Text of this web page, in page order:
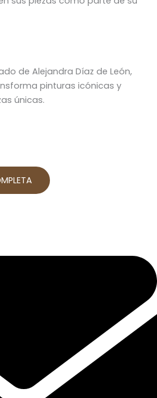
de Alejandra Díaz de León,
pinturas icónicas y
únicas.